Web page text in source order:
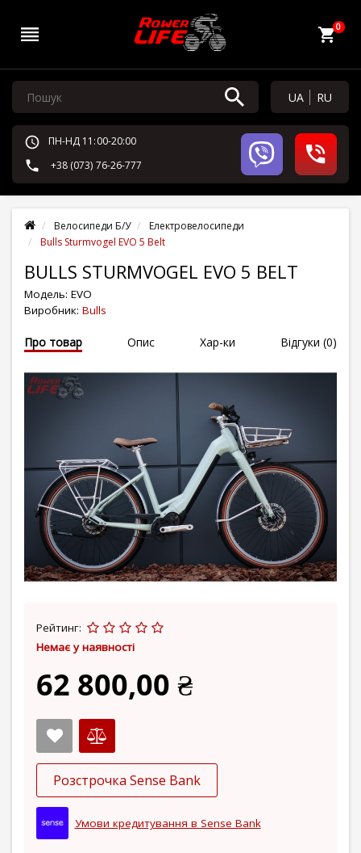
0
UA RU
ПН-НД 11:00-20:00
+38 (073) 76-26-777
Велосипеди Б/У
Електровелосипеди
Bulls Sturmvogel EVO 5 Belt
BULLS STURMVOGEL EVO 5 BELT
Модель: EVO
Виробник: Bulls
Про товар Опис Хар-ки Відгуки (0)
Немає у наявності
Рейтинг:
62 800,00 ₴
Розстрочка Sense Bank
Умови кредитування в Sense Bank